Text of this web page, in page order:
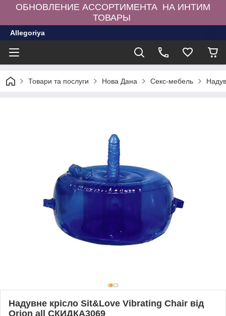
ОБНОВЛЕНИЕ АССОРТИМЕНТА НА ИНТИМ
ТОВАРЫ
Allegoriya
Товари та послуги Нова Дана Секс-мебель
Надувне крісло Sit&Love Vibrating Chair від
Orion all СКИДКА3069